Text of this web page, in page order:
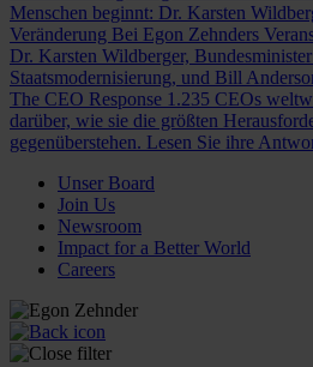
Menschen beginnt: Dr. Karsten
Veränderung Bei Egon Zehnders
Dr. Karsten Wildberger,
Staatsmodernisierung, und Bill
The CEO Response 1.235 CEOs
darüber, wie sie die größten
gegenüberstehen. Lesen Sie ihre
Unser Board
Join Us
Newsroom
Impact for a Better World
Careers